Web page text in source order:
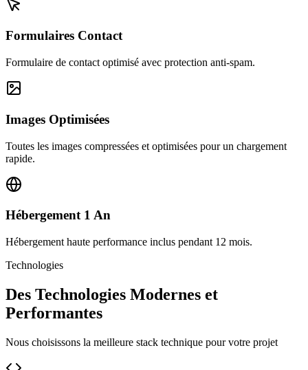
Formulaires Contact
Formulaire de contact optimisé avec protection anti-spam.
Images Optimisées
Toutes les images compressées et optimisées pour un chargement
rapide.
Hébergement 1 An
Hébergement haute performance inclus pendant 12 mois.
Technologies
Des Technologies Modernes et
Performantes
Nous choisissons la meilleure stack technique pour votre projet